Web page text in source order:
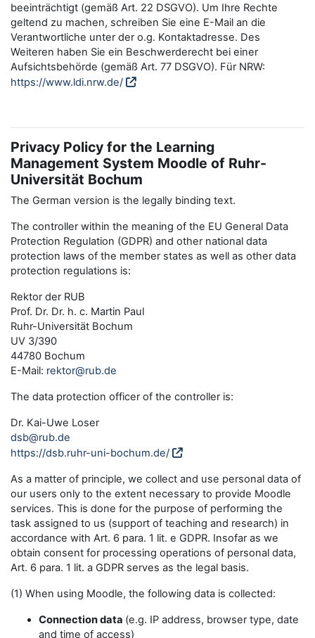
beeinträchtigt (gemäß Art. 22 DSGVO). Um Ihre Rechte
geltend zu machen, schreiben Sie eine E-Mail an die
Verantwortliche unter der o.g. Kontaktadresse. Des
Weiteren haben Sie ein Beschwerderecht bei einer
Aufsichtsbehörde (gemäß Art. 77 DSGVO). Für NRW:
https://www.ldi.nrw.de/
Privacy Policy for the Learning
Management System Moodle of Ruhr-
Universität Bochum
The German version is the legally binding text.
The controller within the meaning of the EU General Data
Protection Regulation (GDPR) and other national data
protection laws of the member states as well as other data
protection regulations is:
Rektor der RUB
Prof. Dr. Dr. h. c. Martin Paul
Ruhr-Universität Bochum
UV 3/390
44780 Bochum
E-Mail: rektor@rub.de
The data protection officer of the controller is:
Dr. Kai-Uwe Loser
dsb@rub.de
https://dsb.ruhr-uni-bochum.de/
As a matter of principle, we collect and use personal data of
our users only to the extent necessary to provide Moodle
services. This is done for the purpose of performing the
task assigned to us (support of teaching and research) in
accordance with Art. 6 para. 1 lit. e GDPR. Insofar as we
obtain consent for processing operations of personal data,
Art. 6 para. 1 lit. a GDPR serves as the legal basis.
(1) When using Moodle, the following data is collected:
Connection data (e.g. IP address, browser type, date
and time of access)